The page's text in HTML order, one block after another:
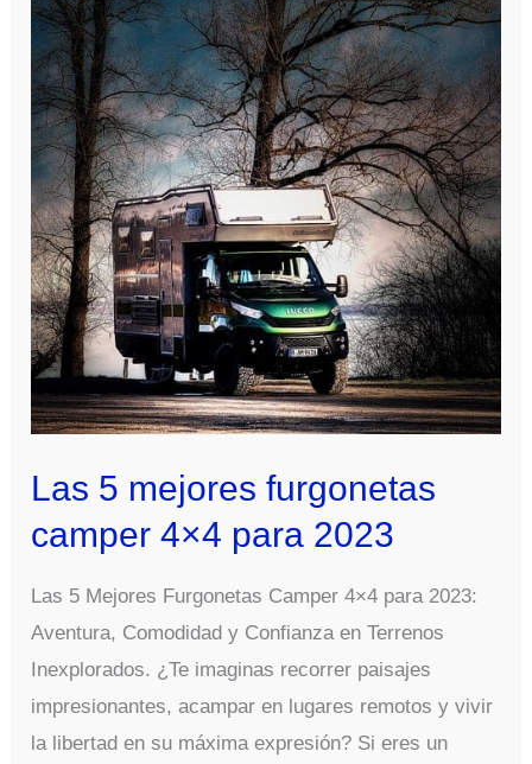
Las 5 mejores furgonetas
camper 4×4 para 2023
Las 5 Mejores Furgonetas Camper 4×4 para 2023:
Aventura, Comodidad y Confianza en Terrenos
Inexplorados. ¿Te imaginas recorrer paisajes
impresionantes, acampar en lugares remotos y vivir
la libertad en su máxima expresión? Si eres un